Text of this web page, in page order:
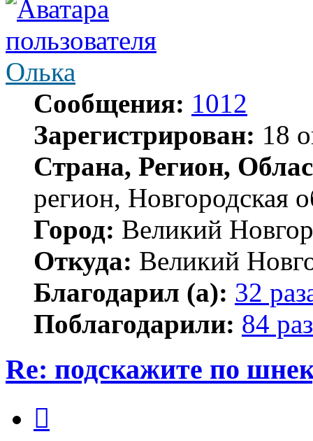
Олька
Сообщения: 1012
Зарегистрирован: 18
Страна, Регион,
регион, Новгородская
Город: Великий
Откуда: Великий
Благодарил (а): 32
Поблагодарили: 84
Re: подскажите по